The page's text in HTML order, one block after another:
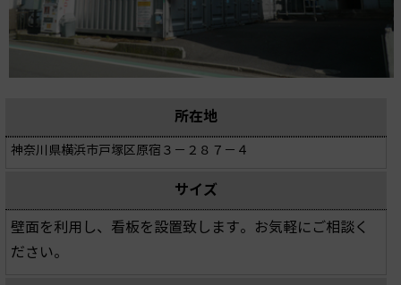
所在地
神奈川県横浜市戸塚区原宿３－２８７－４
サイズ
壁面を利用し、看板を設置致します。お気軽にご相談く
ださい。